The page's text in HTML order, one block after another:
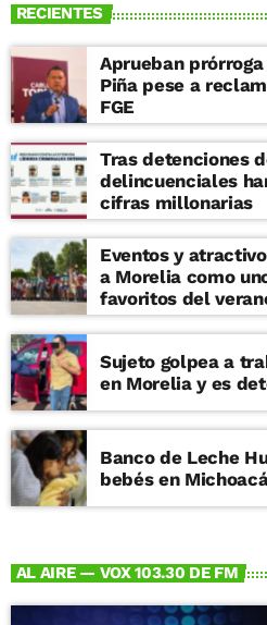
RECIENTES
Aprueban
Piña pese a
FGE
Tras detenciones
delincuenciales
cifras millonarias
Eventos y
a Morelia como
favoritos del
Sujeto golpea a
en Morelia y es
Banco de Leche
bebés en
AL AIRE — VOX 103.30 DE FM